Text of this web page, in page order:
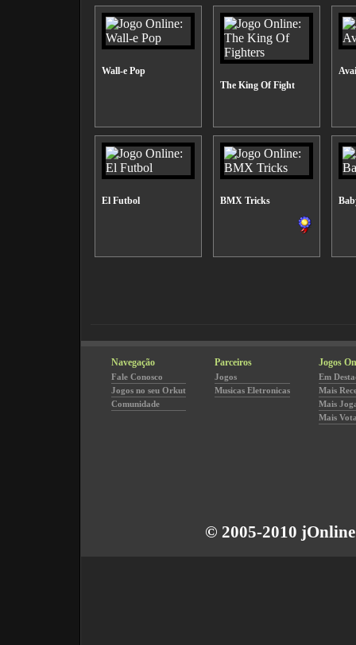
Wall-e Pop
The King Of Fight
El Futbol BMX Tricks
Navegação
Fale Conosco
Jogos no seu Orkut
Comunidade
Parceiros
Jogos
Musicas Eletronicas
Jogos
Em
Mais
Mais
Mais
© 2005-2010